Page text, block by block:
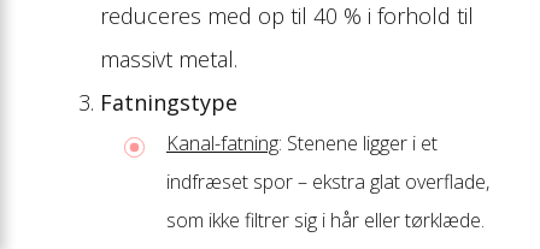
reduceres med op til 40 % i forhold til
massivt metal.
Fatningstype
Kanal-fatning: Stenene ligger i et
indfræset spor – ekstra glat overflade,
som ikke filtrer sig i hår eller tørklæde.